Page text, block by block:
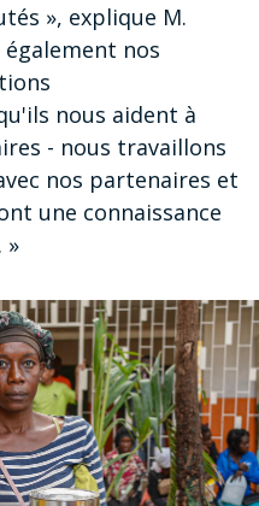
», explique M.
nos
nous aident à
- nous travaillons
nos partenaires et
une connaissance
»